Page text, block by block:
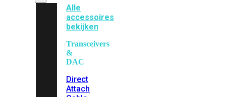
Alle
accessoires
bekijken
Transceivers
&
DAC
Direct
Attach